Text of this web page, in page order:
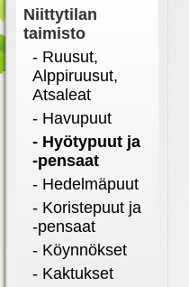
Niittytilan
taimisto
- Ruusut,
Alppiruusut,
Atsaleat
- Havupuut
- Hyötypuut ja
-pensaat
- Hedelmäpuut
- Koristepuut ja
-pensaat
- Köynnökset
- Kaktukset